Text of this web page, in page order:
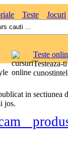
Teste Jocuri
Teste
Testeaza-ti
in sectiunea
jos.